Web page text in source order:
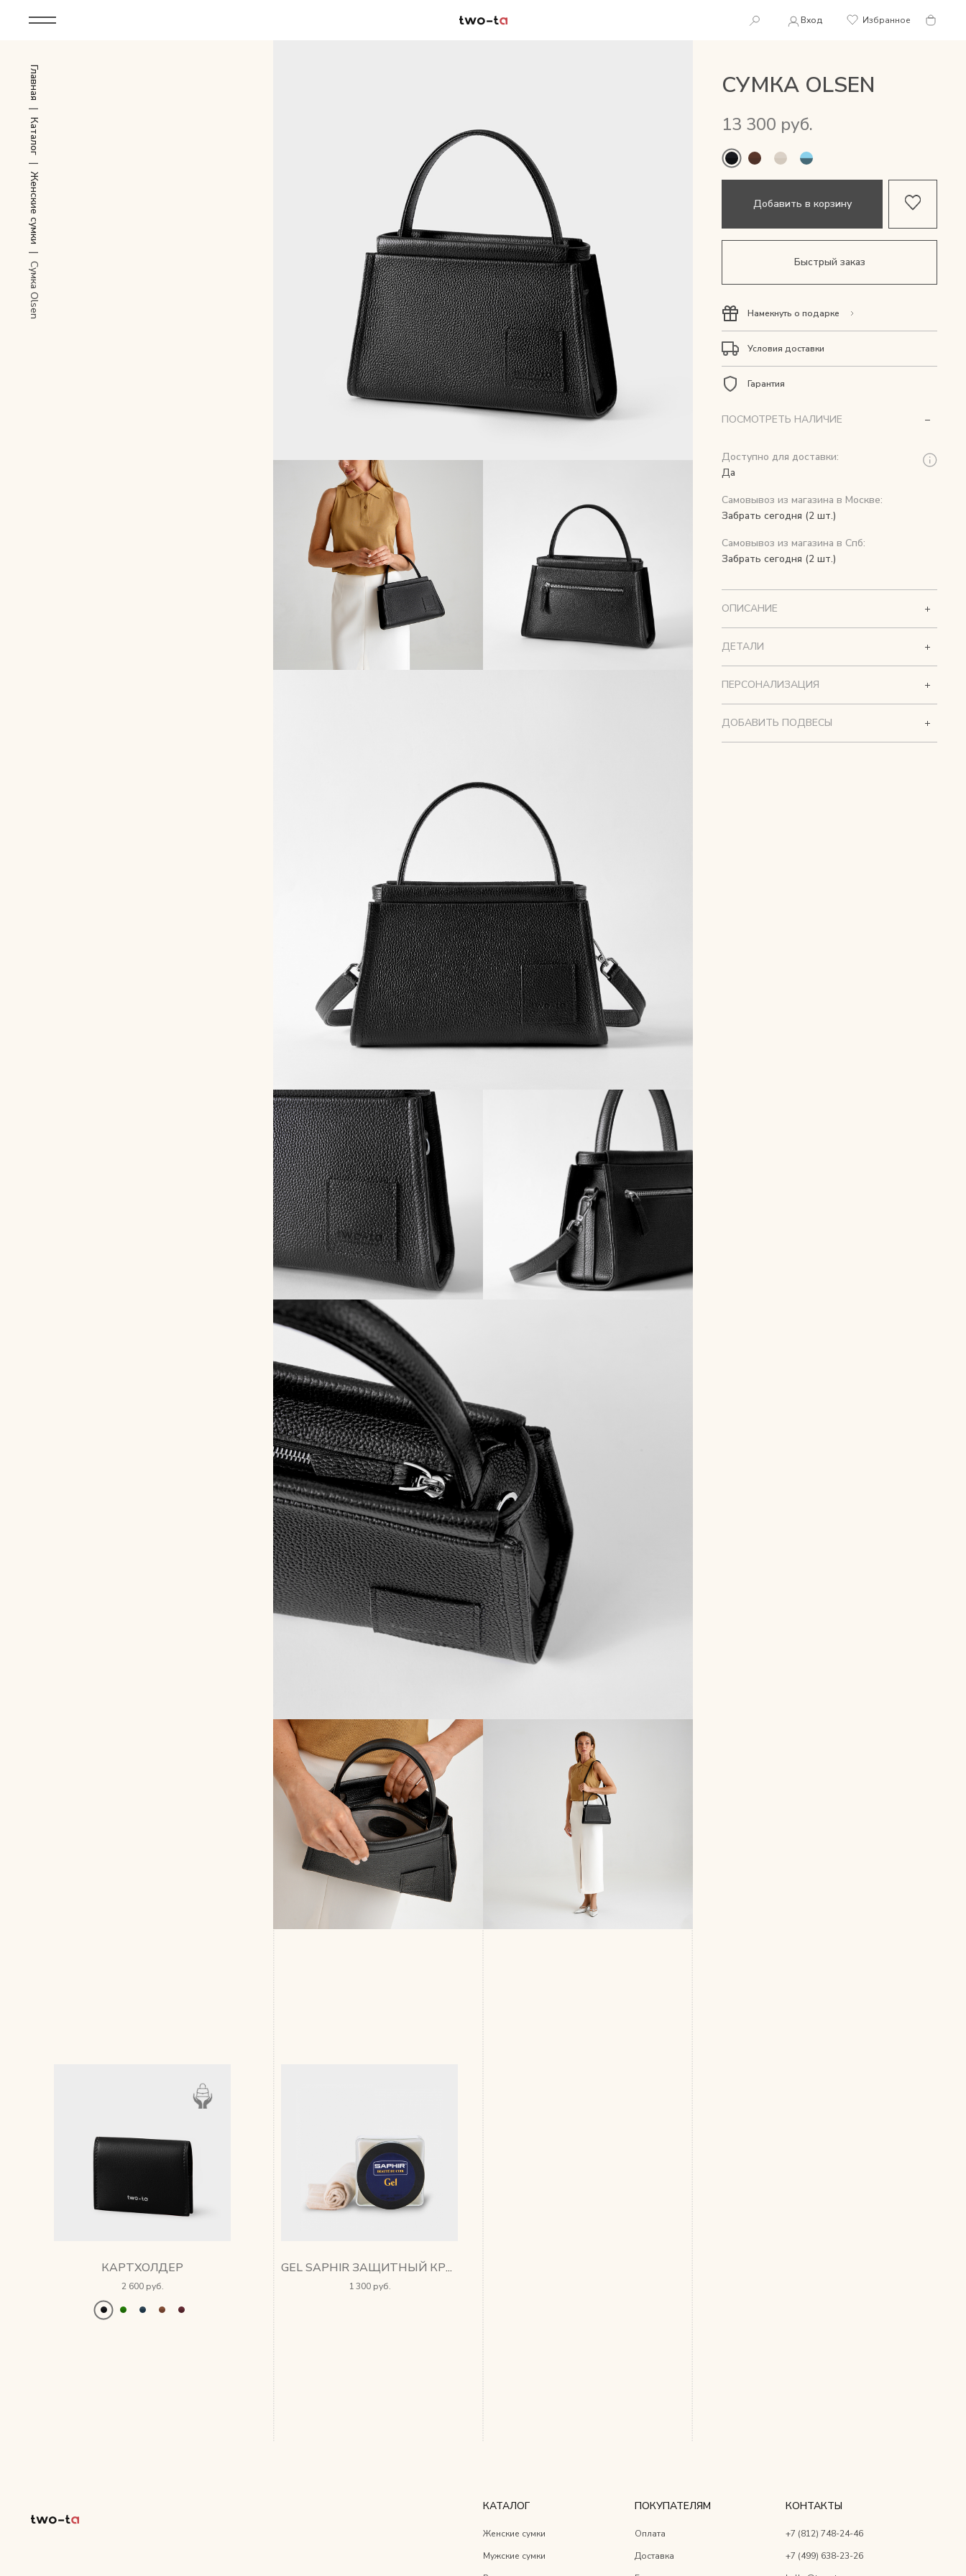
Вход Избранное
Дополнительные услуги
Все
Новинки
Популярное
Женские сумки
LIMITED
Мужские сумки
Главная
|
Каталог
|
Женские сумки
|
Сумка Olsen
СУМКА OLSEN
13 300 руб.
Добавить в корзину
Быстрый заказ
Намекнуть о подарке
Условия доставки
Гарантия
ПОСМОТРЕТЬ НАЛИЧИЕ
Доступно для доставки:
Да
Самовывоз из магазина в Москве:
Забрать сегодня (2 шт.)
Самовывоз из магазина в Спб:
Забрать сегодня (2 шт.)
ОПИСАНИЕ
ДЕТАЛИ
ПЕРСОНАЛИЗАЦИЯ
ДОБАВИТЬ ПОДВЕСЫ
КАРТХОЛДЕР
2 600 руб.
GEL SAPHIR ЗАЩИТНЫЙ КРЕМ
1 300 руб.
КАТАЛОГ
Женские сумки
Мужские сумки
ПОКУПАТЕЛЯМ
Оплата
Доставка
КОНТАКТЫ
+7 (812) 748-24-46
+7 (499) 638-23-26